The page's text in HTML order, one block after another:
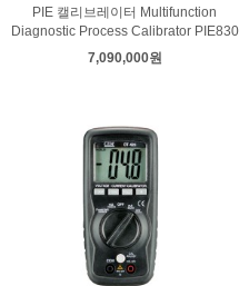
PIE 캘리브레이터 Multifunction
Diagnostic Process Calibrator PIE830
7,090,000원